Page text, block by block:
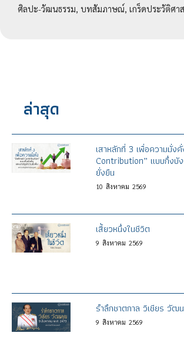
ศิลปะ-วัฒนธรรม, บทสัมภาษณ์, เกร็ดประวัติศา
ล่าสุด
เสาหลักที่ 3 เพื่อความมั่ง
Contribution” แบบกึ่งบั
ยั่งยืน
10 สิงหาคม 2569
เสี้ยวหนึ่งในชีวิต
9 สิงหาคม 2569
รำลึกชาตกาล วิเชียร วั
9 สิงหาคม 2569